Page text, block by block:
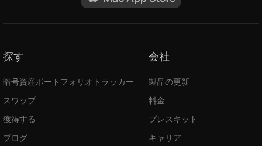
探す
暗号資産ポートフォリオトラッカー
スワップ
獲得する
ブログ
会社
製品の更新
料金
プレスキット
キャリア